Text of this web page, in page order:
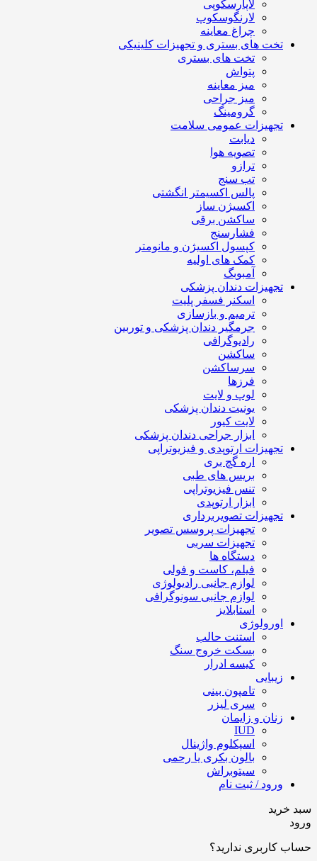
لاپارسکوپی
لارنگوسکوپ
چراغ معاینه
تخت های بستری و تجهیزات کلینیکی
تخت های بستری
پتواش
میز معاینه
میز جراحی
گرومینگ
تجهیزات عمومی سلامت
دیابت
تصویه هوا
ترازو
تب سنج
پالس اکسیمتر انگشتی
اکسیژن ساز
ساکشن برقی
فشارسنج
کپسول اکسیژن و مانومتر
کمک های اولیه
آمبوبگ
تجهیزات دندان پزشکی
اسکنر فسفر پلیت
ترمیم و بازسازی
جرمگیر دندان پزشکی و توربین
رادیوگرافی
ساکشن
سرساکشن
فرزها
لوپ و لایت
یونیت دندان پزشکی
لایت کیور
ابزار جراحی دندان پزشکی
تجهیزات ارتوپدی و فیزیوتراپی
اره گچ بری
بریس های طبی
تنس فیزیوتراپی
ابزار ارتوپدی
تجهیزات تصویربرداری
تجهیزات پروسس تصویر
تجهیزات سربی
دستگاه ها
فیلم، کاست و فولی
لوازم جانبی رادیولوژی
لوازم جانبی سونوگرافی
استابلایز
اورولوژی
استنت حالب
بسکت خروج سنگ
کیسه ادرار
زیبایی
تامپون بینی
سری لیزر
زنان و زایمان
IUD
اسپکلوم واژینال
بالون بکری یا رحمی
سیتوبراش
ورود / ثبت نام
سبد خرید
ورود
حساب کاربری ندارید؟